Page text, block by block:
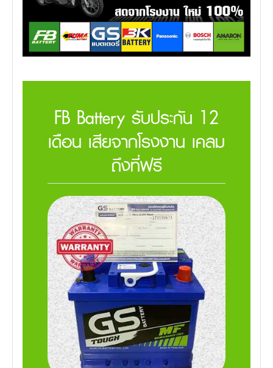
FB Battery รับประกัน 12
เดือน เสียจากโรงงาน เคลม
ถึงที่ฟรี